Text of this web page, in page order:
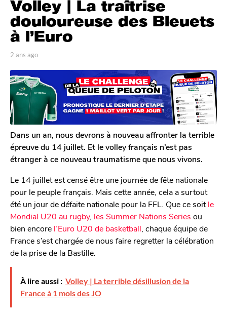
a
s
a
g
2
a
n
s
a
g
o
Volley | La traîtrise
douloureuse des Bleuets
à l’Euro
p
r
T
o
m
G
a
l
e
r
o
2 ans ago
s
a
Dans un an, nous devrons à nouveau affronter la terrible
épreuve du 14 juillet. Et le volley français n’est pas
étranger à ce nouveau traumatisme que nous vivons.
Le 14 juillet est censé être une journée de fête nationale
pour le peuple français. Mais cette année, cela a surtout
été un jour de défaite nationale pour la FFL. Que ce soitle
Mondial U20 au rugby, les Summer Nations Series ou
bien encore l’Euro U20 de basketball , chaque équipe de
France s’est chargée de nous faire regretter la célébration
de la prise de la Bastille.
À lire aussi : Volley | La terrible désillusion de la
France à 1 mois des JO